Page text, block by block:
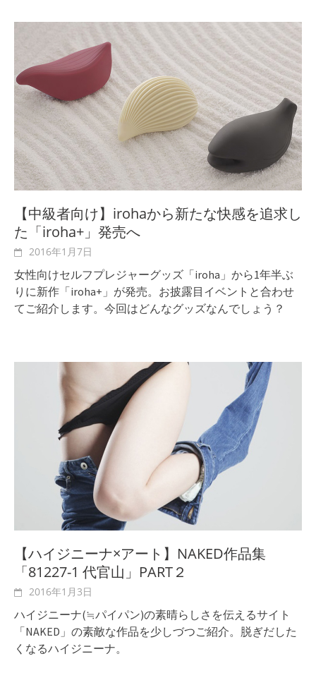
【中級者向け】irohaから新たな快感を追求し
た「iroha+」発売へ
2016年1月7日
女性向けセルフプレジャーグッズ「iroha」から1年半ぶ
りに新作「iroha+」が発売。お披露目イベントと合わせ
てご紹介します。今回はどんなグッズなんでしょう？
【ハイジニーナ×アート】NAKED作品集
「81227-1 代官山」PART２
2016年1月3日
ハイジニーナ(≒パイパン)の素晴らしさを伝えるサイト
「NAKED」の素敵な作品を少しづつご紹介。脱ぎだした
くなるハイジニーナ。